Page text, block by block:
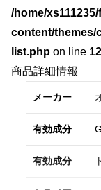
/home/
content/themes/
list.php on line 12
商品詳細情報
メーカー
有効成分
有効成分